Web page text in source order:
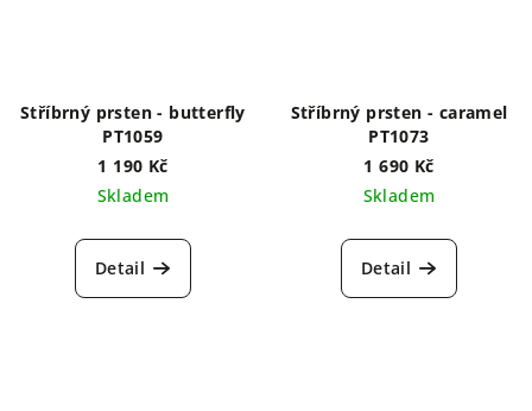
Stříbrný prsten - butterfly
PT1059
1 190 Kč
Skladem
Detail
Stříbrný prsten - caramel
PT1073
1 690 Kč
Skladem
Detail